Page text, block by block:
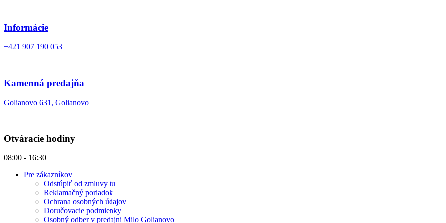
Informácie
+421 907 190 053
Kamenná predajňa
Golianovo 631, Golianovo
Otváracie hodiny
08:00 - 16:30
Pre zákazníkov
Odstúpiť od zmluvy tu
Reklamačný poriadok
Ochrana osobných údajov
Doručovacie podmienky
Osobný odber v predajni Milo Golianovo